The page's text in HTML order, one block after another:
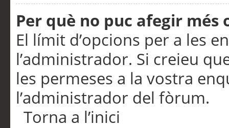
Per què no puc afegir més
El límit d’opcions per a les
l’administrador. Si creieu
les permeses a la vostra
l’administrador del fòrum.
Torna a l’inici